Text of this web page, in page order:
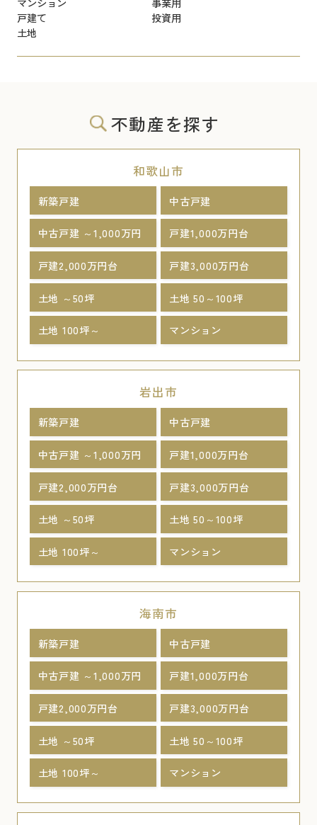
戸建て
投資用
土地
不動産を探す
和歌山市
新築戸建 中古戸建
中古戸建 ～1,000万円 戸建1,000万円台
戸建2,000万円台 戸建3,000万円台
土地 ～50坪 土地 50～100坪
土地 100坪～ マンション
岩出市
新築戸建 中古戸建
中古戸建 ～1,000万円 戸建1,000万円台
戸建2,000万円台 戸建3,000万円台
土地 ～50坪 土地 50～100坪
土地 100坪～ マンション
海南市
新築戸建 中古戸建
中古戸建 ～1,000万円 戸建1,000万円台
戸建2,000万円台 戸建3,000万円台
土地 ～50坪 土地 50～100坪
土地 100坪～ マンション